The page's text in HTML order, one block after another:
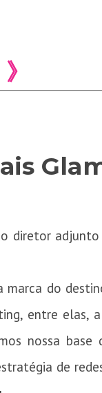
diretor
do
entre elas,
nossa
de